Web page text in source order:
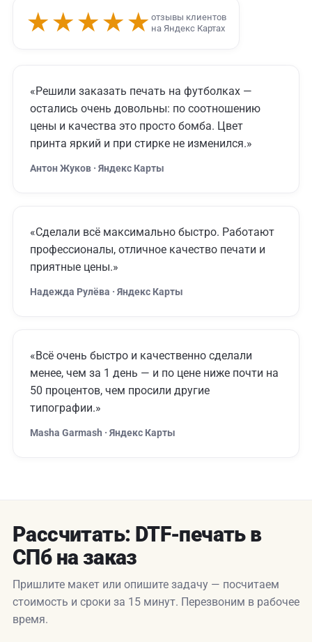
★★★★★ отзывы клиентов
на Яндекс Картах
«Решили заказать печать на футболках —
остались очень довольны: по соотношению
цены и качества это просто бомба. Цвет
принта яркий и при стирке не изменился.»
Антон Жуков · Яндекс Карты
«Сделали всё максимально быстро. Работают
профессионалы, отличное качество печати и
приятные цены.»
Надежда Рулёва · Яндекс Карты
«Всё очень быстро и качественно сделали
менее, чем за 1 день — и по цене ниже почти на
50 процентов, чем просили другие
типографии.»
Masha Garmash · Яндекс Карты
Рассчитать: DTF-печать в
СПб на заказ
Пришлите макет или опишите задачу — посчитаем
стоимость и сроки за 15 минут. Перезвоним в рабочее
время.